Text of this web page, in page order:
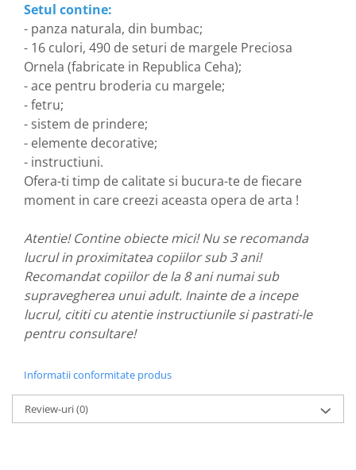
Setul contine:
- panza naturala, din bumbac;
- 16 culori, 490 de seturi de margele Preciosa
Ornela (fabricate in Republica Ceha);
- ace pentru broderia cu margele;
- fetru;
- sistem de prindere;
- elemente decorative;
- instructiuni.
Ofera-ti timp de calitate si bucura-te de fiecare
moment in care creezi aceasta opera de arta !
Atentie! Contine obiecte mici! Nu se recomanda
lucrul in proximitatea copiilor sub 3 ani!
Recomandat copiilor de la 8 ani numai sub
supravegherea unui adult. Inainte de a incepe
lucrul, cititi cu atentie instructiunile si pastrati-le
pentru consultare!
Informatii conformitate produs
Review-uri(0)